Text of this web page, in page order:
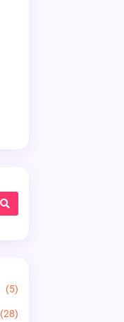
(5)
(28)